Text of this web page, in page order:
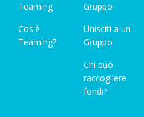
Teaming
Cos'è
Teaming?
Gruppo
Unisciti a un
Gruppo
Chi può
raccogliere
fondi?